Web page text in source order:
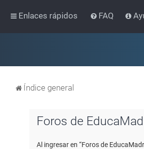
Enlaces rápidos FAQ
Índice general
Foros de
Al ingresar en “Foros de